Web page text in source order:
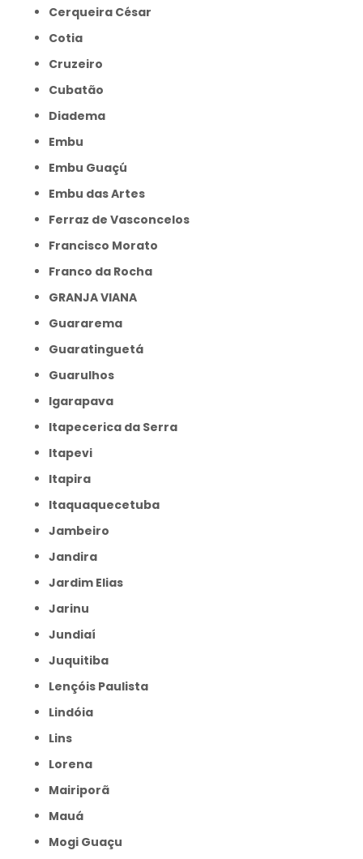
Cerqueira César
Cotia
Cruzeiro
Cubatão
Diadema
Embu
Embu Guaçú
Embu das Artes
Ferraz de Vasconcelos
Francisco Morato
Franco da Rocha
GRANJA VIANA
Guararema
Guaratinguetá
Guarulhos
Igarapava
Itapecerica da Serra
Itapevi
Itapira
Itaquaquecetuba
Jambeiro
Jandira
Jardim Elias
Jarinu
Jundiaí
Juquitiba
Lençóis Paulista
Lindóia
Lins
Lorena
Mairiporã
Mauá
Mogi Guaçu